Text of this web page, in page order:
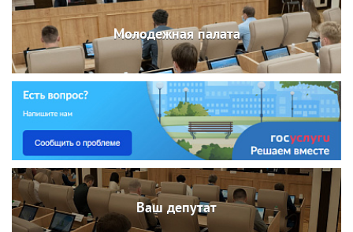
Молодежная палата
Ваш депутат